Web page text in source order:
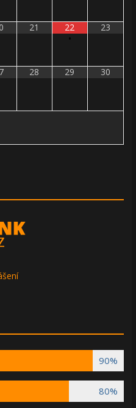
21
22
•
23
28 29 30
90%
80%